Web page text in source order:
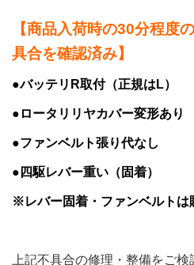
【商品入荷時の30分程度
具合を確認済み】
●バッテリR取付（正規はL）
●ロータリリヤカバー変形あり
●ファンベルト張り代なし
●四駆レバー重い（固着）
※レバー固着・ファンベルトは
上記不具合の修理・整備をご検